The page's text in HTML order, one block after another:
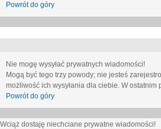
Powrót do góry
Nie mogę wysyłać prywatnych wiadomości!
Mogą być tego trzy powody; nie jesteś
możliwość ich wysyłania dla ciebie. W
Powrót do góry
Wciąż dostaję niechciane prywatne wiadomości!